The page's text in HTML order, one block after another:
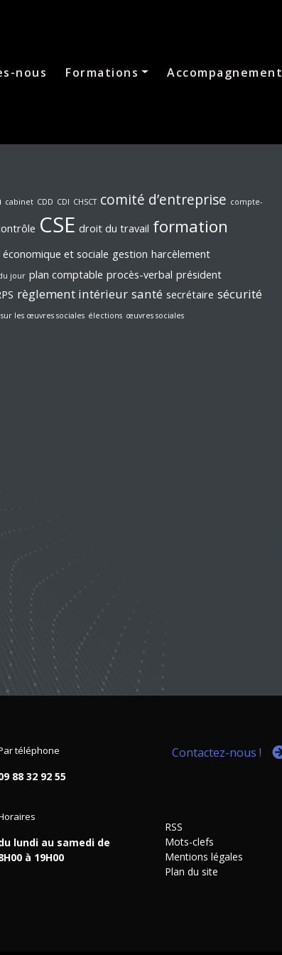
nous Formations Accompagnement
cabinet CDD CDI CHSCT comité d’entreprise compte-
CSE droit du travail formation
et sociale gestion harcèlement
jour plan comptable procès-verbal président
règlement intérieur santé secrétaire sécurité
les œuvres sociales élections œuvres sociales
téléphone
88 32 92 55
lundi au samedi de
à 19H00
Contactez-nous !
RSS
Mots-clefs
Mentions légales
Plan du site